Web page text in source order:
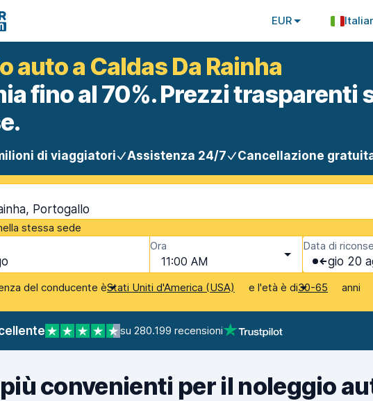
EUR
auto a Caldas Da Rainha
fino al 70%. Prezzi trasparenti
di viaggiatori Assistenza 24/7 Cancellazione
Portogallo
stessa sede
Ora
11:00 AM
Data di
gio 20
del conducente èStati Uniti d'America (USA) e l'età è di30-65 anni
su 280.199 recensioni
convenienti per il noleggio